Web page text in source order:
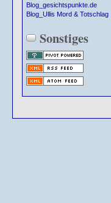
Blog_gesichtspunkte.de
Blog_Ullis Mord & Totschlag
Sonstiges